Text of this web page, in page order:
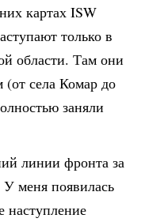
картах ISW
только в
области. Там они
села Комар до
заняли
линии фронта за
меня появилась
наступление